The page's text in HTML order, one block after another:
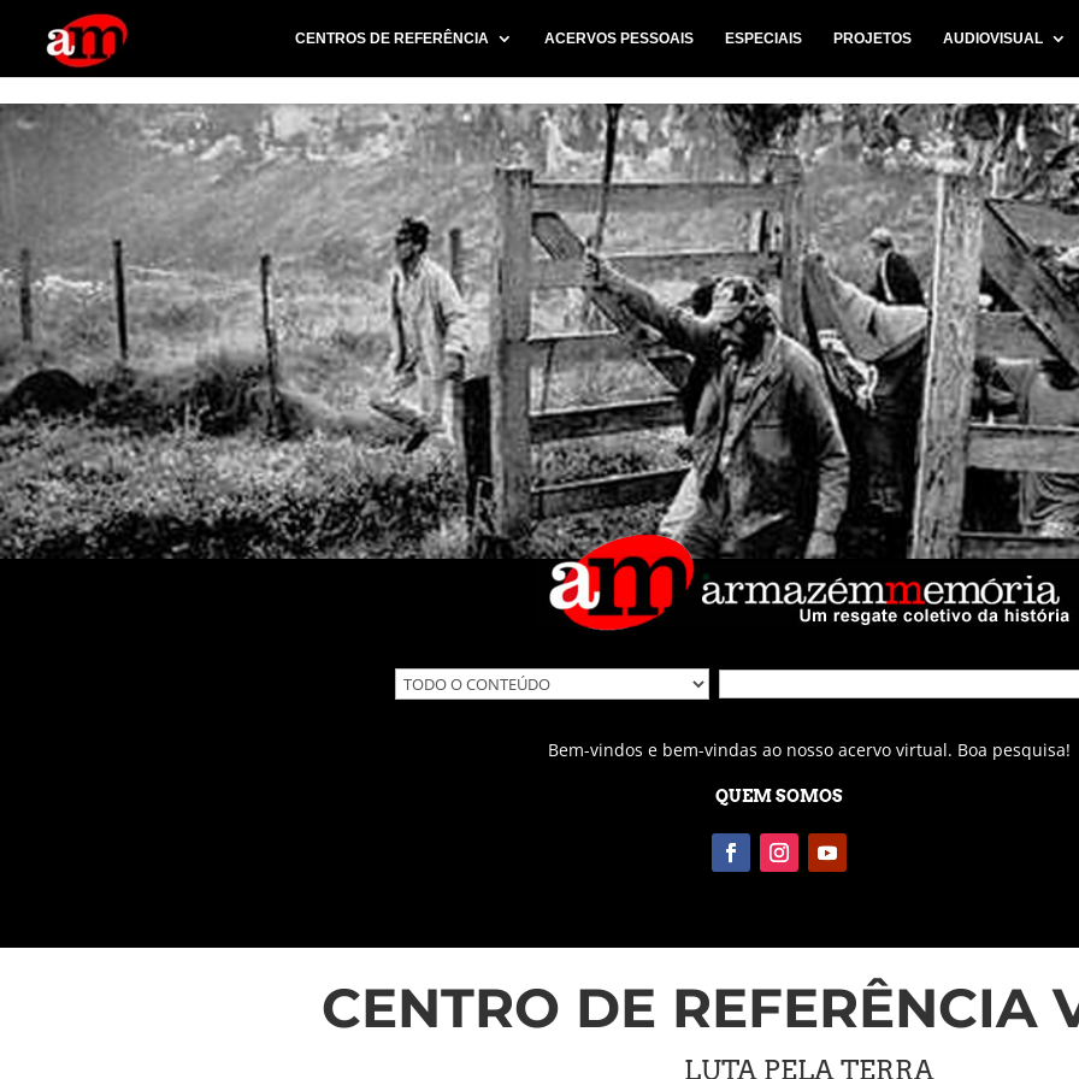
G-PG4M6MZJBE
CENTROS DE REFERÊNCIA ACERVOS PESSOAIS ESPECIAIS PROJETOS AUDIOVISUAL
Bem-vindos e bem-vindas ao nosso acervo virtual. Boa pesquisa!
QUEM SOMOS
CENTRO DE REFERÊNCIA
LUTA PELA TERRA